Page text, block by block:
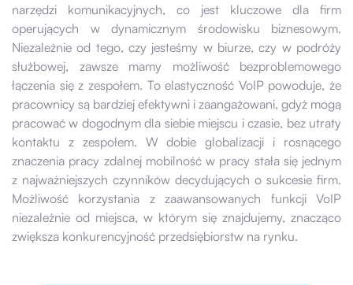
narzędzi komunikacyjnych, co jest kluczowe dla firm
operujących w dynamicznym środowisku biznesowym.
Niezależnie od tego, czy jesteśmy w biurze, czy w podróży
służbowej, zawsze mamy możliwość bezproblemowego
łączenia się z zespołem. To elastyczność VoIP powoduje, że
pracownicy są bardziej efektywni i zaangażowani, gdyż mogą
pracować w dogodnym dla siebie miejscu i czasie, bez utraty
kontaktu z zespołem. W dobie globalizacji i rosnącego
znaczenia pracy zdalnej mobilność w pracy stała się jednym
z najważniejszych czynników decydujących o sukcesie firm.
Możliwość korzystania z zaawansowanych funkcji VoIP
niezależnie od miejsca, w którym się znajdujemy, znacząco
zwiększa konkurencyjność przedsiębiorstw na rynku.